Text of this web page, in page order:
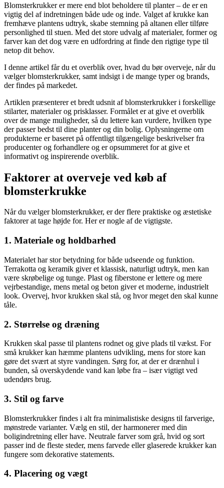
Blomsterkrukker er mere end blot beholdere til planter – de er en
vigtig del af indretningen både ude og inde. Valget af krukke kan
fremhæve plantens udtryk, skabe stemning på altanen eller tilføre
personlighed til stuen. Med det store udvalg af materialer, former og
farver kan det dog være en udfordring at finde den rigtige type til
netop dit behov.
I denne artikel får du et overblik over, hvad du bør overveje, når du
vælger blomsterkrukker, samt indsigt i de mange typer og brands,
der findes på markedet.
Artiklen præsenterer et bredt udsnit af blomsterkrukker i forskellige
stilarter, materialer og prisklasser. Formålet er at give et overblik
over de mange muligheder, så du lettere kan vurdere, hvilken type
der passer bedst til dine planter og din bolig. Oplysningerne om
produkterne er baseret på offentligt tilgængelige beskrivelser fra
producenter og forhandlere og er opsummeret for at give et
informativt og inspirerende overblik.
Faktorer at overveje ved køb af
blomsterkrukke
Når du vælger blomsterkrukker, er der flere praktiske og æstetiske
faktorer at tage højde for. Her er nogle af de vigtigste.
1. Materiale og holdbarhed
Materialet har stor betydning for både udseende og funktion.
Terrakotta og keramik giver et klassisk, naturligt udtryk, men kan
være skrøbelige og tunge. Plast og fiberstone er lettere og mere
vejrbestandige, mens metal og beton giver et moderne, industrielt
look. Overvej, hvor krukken skal stå, og hvor meget den skal kunne
tåle.
2. Størrelse og dræning
Krukken skal passe til plantens rodnet og give plads til vækst. For
små krukker kan hæmme plantens udvikling, mens for store kan
gøre det svært at styre vandingen. Sørg for, at der er drænhul i
bunden, så overskydende vand kan løbe fra – især vigtigt ved
udendørs brug.
3. Stil og farve
Blomsterkrukker findes i alt fra minimalistiske designs til farverige,
mønstrede varianter. Vælg en stil, der harmonerer med din
boligindretning eller have. Neutrale farver som grå, hvid og sort
passer ind de fleste steder, mens farvede eller glaserede krukker kan
fungere som dekorative statements.
4. Placering og vægt